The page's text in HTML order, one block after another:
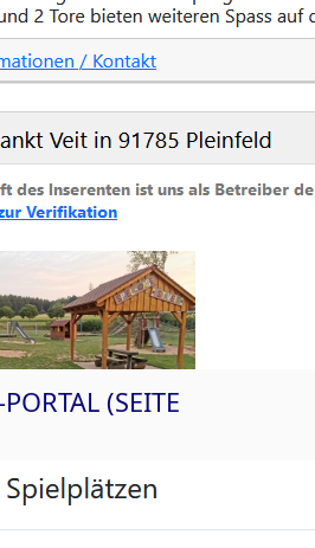
(SEITE